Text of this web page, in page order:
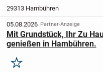
wird nach deinen Wünschen und
Vorstellungen projektiert und
seinen 145,38 m²...
29313 Hambühren
05.08.2026 Partner-Anzeige
Mit Grundstück, Ihr Zu
genießen in Hambühren.
Merken